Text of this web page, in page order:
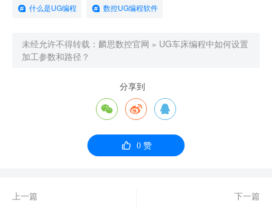
什么是UG编程 数控UG编程软件
未经允许不得转载： 麟思数控官网 » UG车床编程中如何设置
加工参数和路径？
分享到
  
 0赞
上一篇
下一篇